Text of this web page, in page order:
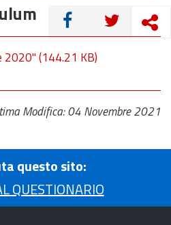
CONDIVIDI
2020"(144.21 KB)
Modifica: 04 Novembre 2021
questo sito:
QUESTIONARIO